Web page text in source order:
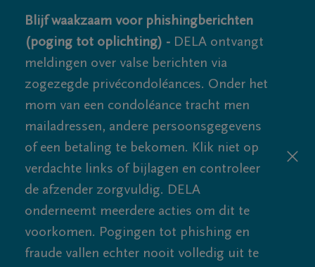
Blijf waakzaam voor phishingberichten
(poging tot oplichting) - DELA ontvangt
meldingen over valse berichten via
zogezegde privécondoléances. Onder het
mom van een condoléance tracht men
mailadressen, andere persoonsgegevens
of een betaling te bekomen. Klik niet op
verdachte links of bijlagen en controleer
de afzender zorgvuldig. DELA
onderneemt meerdere acties om dit te
voorkomen. Pogingen tot phishing en
fraude vallen echter nooit volledig uit te